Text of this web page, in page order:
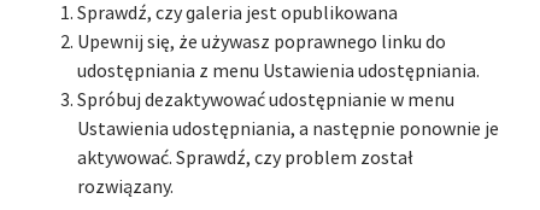
Sprawdź, czy galeria jest opublikowana
Upewnij się, że używasz poprawnego linku do
udostępniania z menu Ustawienia udostępniania.
Spróbuj dezaktywować udostępnianie w menu
Ustawienia udostępniania, a następnie ponownie je
aktywować. Sprawdź, czy problem został
rozwiązany.